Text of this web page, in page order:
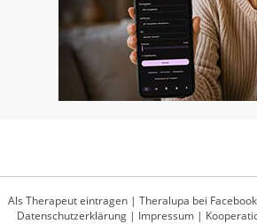
Als Therapeut eintragen | Theralupa bei Facebook
Datenschutzerklärung| Impressum|